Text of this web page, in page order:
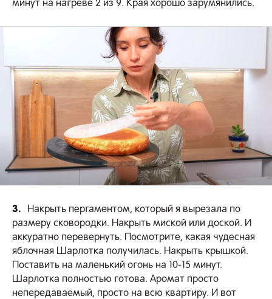
минут на нагреве 2 из 9. Края хорошо зарумянились.
3.
Накрыть пергаментом, который я вырезала по
размеру сковородки. Накрыть миской или доской. И
аккуратно перевернуть. Посмотрите, какая чудесная
яблочная Шарлотка получилась. Накрыть крышкой.
Поставить на маленький огонь на 10-15 минут.
Шарлотка полностью готова. Аромат просто
непередаваемый, просто на всю квартиру. И вот